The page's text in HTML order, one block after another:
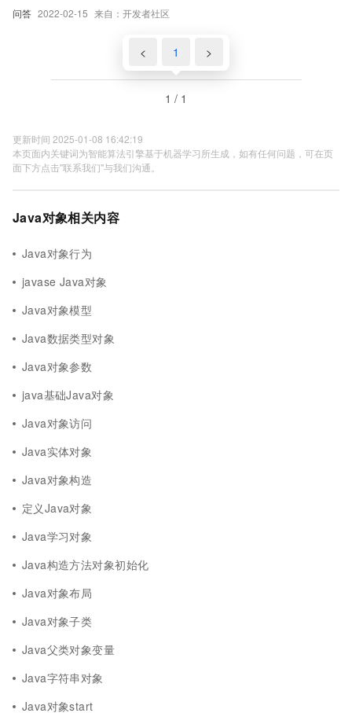
问答 2022-02-15 来自：开发者社区
< 1 >
1 / 1
更新时间 2025-01-08 16:42:19
本页面内关键词为智能算法引擎基于机器学习所生成，如有任何问题，可在页
面下方点击"联系我们"与我们沟通。
Java对象相关内容
Java对象行为
javase Java对象
Java对象模型
Java数据类型对象
Java对象参数
java基础Java对象
Java对象访问
Java实体对象
Java对象构造
定义Java对象
Java学习对象
Java构造方法对象初始化
Java对象布局
Java对象子类
Java父类对象变量
Java字符串对象
Java对象start